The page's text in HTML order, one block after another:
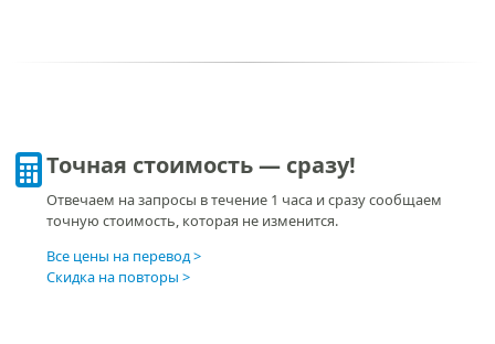
Точная стоимость — сразу!
Отвечаем на запросы в течение 1 часа и сразу сообщаем
точную стоимость, которая не изменится.
Все цены на перевод
Скидка на повторы